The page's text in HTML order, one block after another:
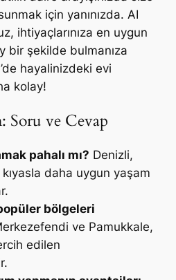
için yanınızda. AI
ihtiyaçlarınıza en uygun
bir şekilde bulmanıza
hayalinizdeki evi
kolay!
Soru ve Cevap
pahalı mı? Denizli,
daha uygun yaşam
bölgeleri
ve Pamukkale,
edilen